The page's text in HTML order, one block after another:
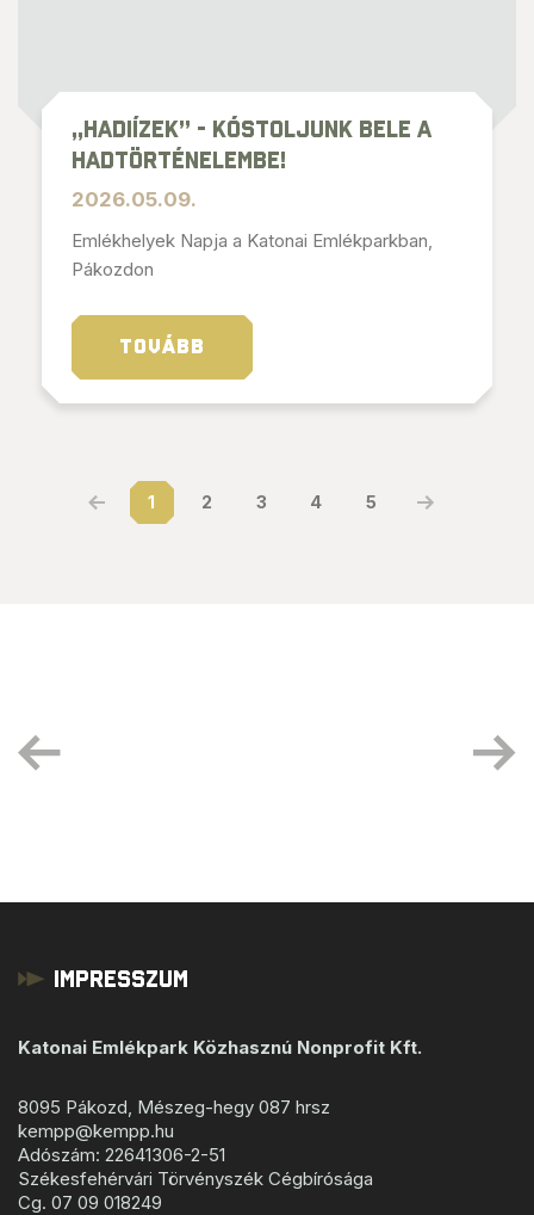
„HADIÍZEK” - Kóstoljunk bele a
hadtörténelembe!
2026.05.09.
Emlékhelyek Napja a Katonai Emlékparkban,
Pákozdon
TOVÁBB
1 2 3 4 5
Impresszum
Katonai Emlékpark Közhasznú Nonprofit Kft.
8095 Pákozd, Mészeg-hegy 087 hrsz
kempp@kempp.hu
Adószám: 22641306-2-51
Székesfehérvári Törvényszék Cégbírósága
Cg. 07 09 018249